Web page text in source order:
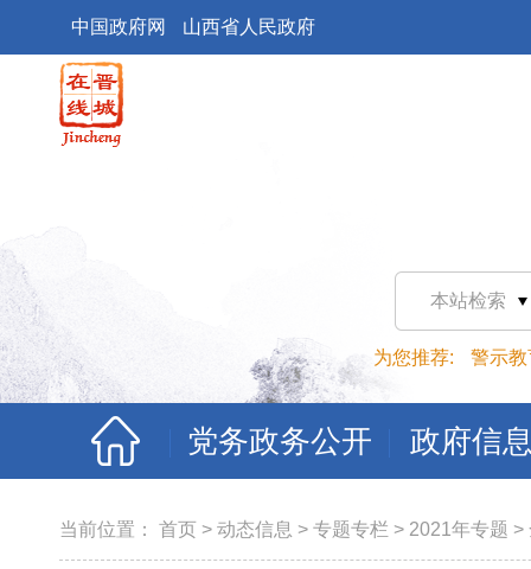
中国政府网 山西省人民政府
本站检索
为您推荐: 警示教
党务政务公开 政府信
当前位置： 首页 > 动态信息 > 专题专栏 > 2021年专题 >